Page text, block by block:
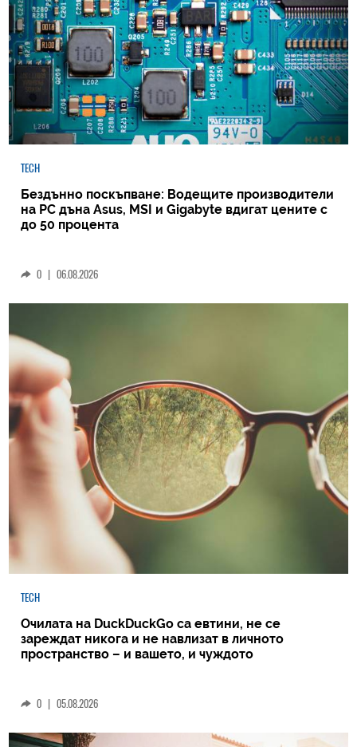
TECH
Бездънно поскъпване: Водещите производители
на РС дъна Asus, MSI и Gigabyte вдигат цените с
до 50 процента
0 | 06.08.2026
TECH
Очилата на DuckDuckGo са евтини, не се
зареждат никога и не навлизат в личното
пространство – и вашето, и чуждото
0 | 05.08.2026